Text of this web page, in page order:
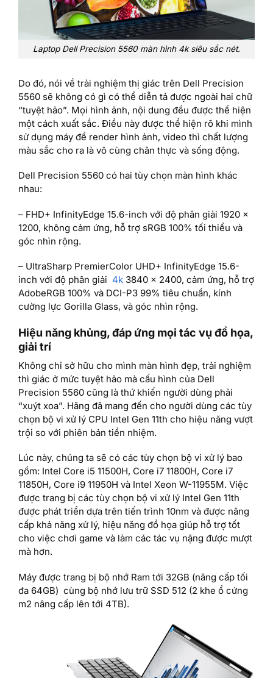
Laptop Dell Precision 5560 màn hình 4k siêu sắc nét.
Do đó, nói về trải nghiệm thị giác trên Dell Precision
5560 sẽ không có gì có thể diễn tả được ngoài hai chữ
“tuyệt hảo”. Mọi hình ảnh, nội dung đều được thể hiện
một cách xuất sắc. Điều này được thể hiện rõ khi mình
sử dụng máy để render hình ảnh, video thì chất lượng
màu sắc cho ra là vô cùng chân thực và sống động.
Dell Precision 5560 có hai tùy chọn màn hình khác
nhau:
– FHD+ InfinityEdge 15.6-inch với độ phân giải 1920 x
1200, không cảm ứng, hỗ trợ sRGB 100% tối thiểu và
góc nhìn rộng.
– UltraSharp PremierColor UHD+ InfinityEdge 15.6-
inch với độ phân giải 4k 3840 x 2400, cảm ứng, hỗ trợ
AdobeRGB 100% và DCI-P3 99% tiêu chuẩn, kính
cường lực Gorilla Glass, và góc nhìn rộng.
Hiệu năng khủng, đáp ứng mọi tác vụ đồ họa,
giải trí
Không chỉ sở hữu cho mình màn hình đẹp, trải nghiệm
thì giác ở mức tuyệt hảo mà cấu hình của Dell
Precision 5560 cũng là thứ khiến người dùng phải
“xuýt xoa”. Hãng đã mang đến cho người dùng các tùy
chọn bộ vi xử lý CPU Intel Gen 11th cho hiệu năng vượt
trội so với phiên bản tiền nhiệm.
Lúc này, chúng ta sẽ có các tùy chọn bộ vi xử lý bao
gồm: Intel Core i5 11500H, Core i7 11800H, Core i7
11850H, Core i9 11950H và Intel Xeon W-11955M. Việc
được trang bị các tùy chọn bộ vi xử lý Intel Gen 11th
được phát triển dựa trên tiến trình 10nm và được nâng
cấp khả năng xử lý, hiệu năng đồ họa giúp hỗ trợ tốt
cho việc chơi game và làm các tác vụ nặng được mượt
mà hơn.
Máy được trang bị bộ nhớ Ram tới 32GB (nâng cấp tối
đa 64GB) cùng bộ nhớ lưu trữ SSD 512 (2 khe ổ cứng
m2 nâng cấp lên tới 4TB).